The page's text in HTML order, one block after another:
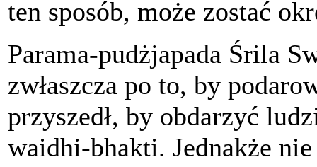
ten sposób, może zostać
Parama-pudżjapada Śrila
zwłaszcza po to, by
przyszedł, by obdarzyć
waidhi-bhakti. Jednakże